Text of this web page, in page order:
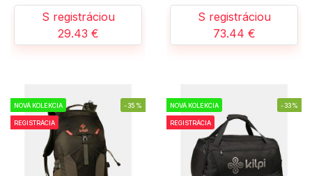
S registráciou
29.43 €
S registráciou
73.44 €
NOVÁ KOLEKCIA
REGISTRÁCIA
-35% NOVÁ KOLEKCIA
REGISTRÁCIA
-33%